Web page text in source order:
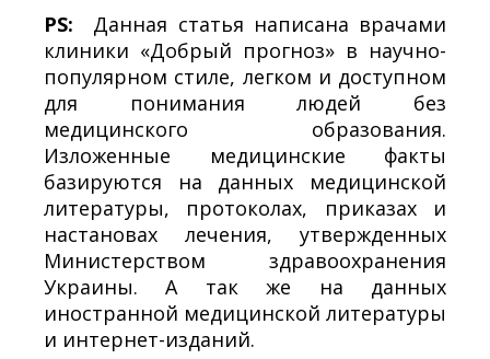
PS: Данная статья написана врачами
клиники «Добрый прогноз» в научно-
популярном стиле, легком и доступном
для понимания людей без
медицинского образования.
Изложенные медицинские факты
базируются на данных медицинской
литературы, протоколах, приказах и
настановах лечения, утвержденных
Министерством здравоохранения
Украины. А так же на данных
иностранной медицинской литературы
и интернет-изданий.